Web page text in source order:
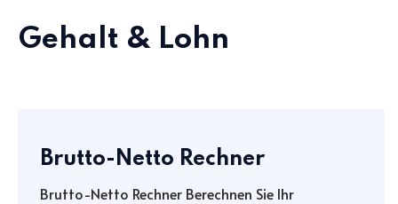
Gold
Abonnieren
Gehalt & Lohn
Brutto-Netto Rechner
Brutto-Netto Rechner Berechnen Sie Ihr